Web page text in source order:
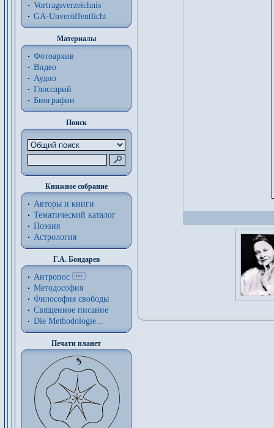
Vortragsverzeichnis
GA-Unveröffentlicht
Материалы
Фотоархив
Видео
Аудио
Глоссарий
Биографии
Поиск
Книжное собрание
Авторы и книги
Тематический каталог
Поэзия
Астрология
Г.А. Бондарев
Антропос
Методософия
Философия cвободы
Священное писание
Die Methodologie...
Печати планет